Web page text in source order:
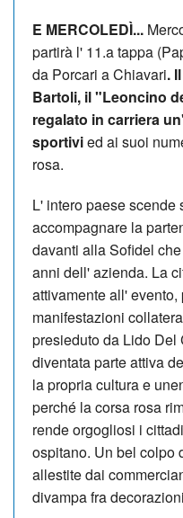
E MERCOLEDÌ...
partirà l' 11.a tappa
da Porcari a Chiavari.
Bartoli, il "Leoncino
regalato in carriera
sportivied ai suoi
rosa.
L' intero paese scende
accompagnare la
davanti alla Sofidel
anni dell' azienda. La
attivamente all'
manifestazioni
presieduto da Lido Del
diventata parte attiva
la propria cultura e
perché la corsa rosa
rende orgogliosi i
ospitano. Un bel colpo
allestite dai
divampa fra